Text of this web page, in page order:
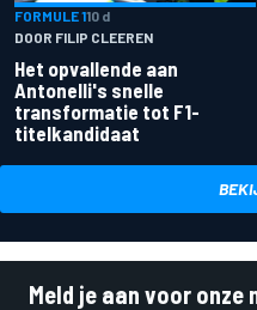
FORMULE 110 d
DOOR FILIP CLEEREN
Het opvallende aan
Antonelli's snelle
transformatie tot F1-
titelkandidaat
Meld je aan voor onze